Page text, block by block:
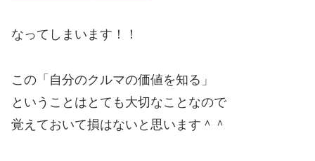
なってしまいます！！
この「自分のクルマの価値を知る」
ということはとても大切なことなので
覚えておいて損はないと思います＾＾